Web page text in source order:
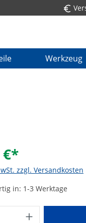
Werkzeug
€*
zzgl. Versandkosten
in: 1-3 Werktage
Anzahl: Gib